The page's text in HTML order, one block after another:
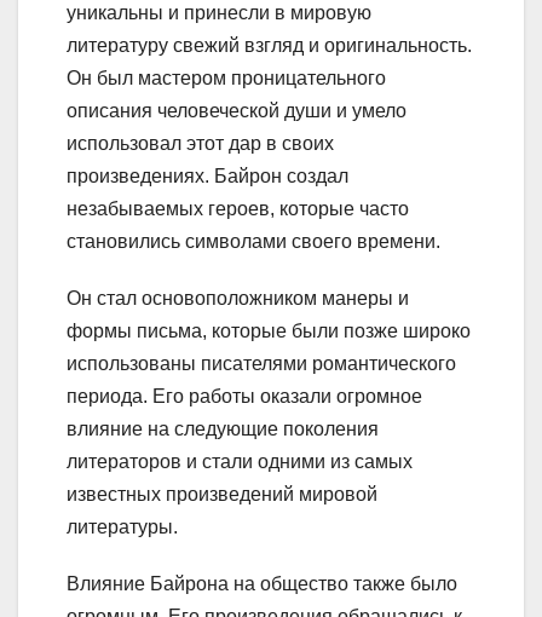
уникальны и принесли в мировую
литературу свежий взгляд и оригинальность.
Он был мастером проницательного
описания человеческой души и умело
использовал этот дар в своих
произведениях. Байрон создал
незабываемых героев, которые часто
становились символами своего времени.
Он стал основоположником манеры и
формы письма, которые были позже широко
использованы писателями романтического
периода. Его работы оказали огромное
влияние на следующие поколения
литераторов и стали одними из самых
известных произведений мировой
литературы.
Влияние Байрона на общество также было